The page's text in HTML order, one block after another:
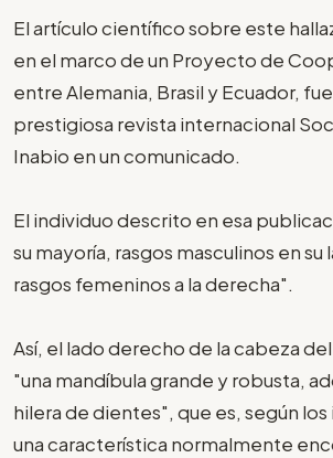
El artículo científico sobre este
en el marco de un Proyecto de
entre Alemania, Brasil y Ecuador,
prestigiosa revista internacional
Inabio en un comunicado.
El individuo descrito en esa
su mayoría, rasgos masculinos en
rasgos femeninos a la derecha".
Así, el lado derecho de la cabeza
"una mandíbula grande y robusta,
hilera de dientes", que es, según
una característica normalmente